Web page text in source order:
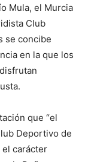
Mula, el Murcia
Club
se concibe
en la que los
que “el
Deportivo de
el carácter